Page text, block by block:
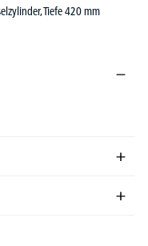
Tiefe 420 mm